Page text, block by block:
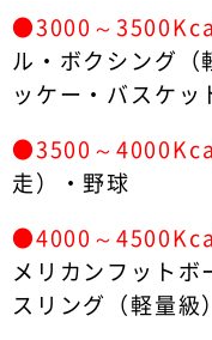
●3000～
ル・ボクシング（
ッケー・バスケッ
●3500～
走）・野球
●4000～
メリカンフットボ
スリング（軽量級